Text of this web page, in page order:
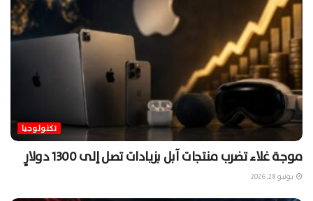
تكنولوجيا
موجة غلاء تضرب منتجات آبل بزيادات تصل إلى 1300 دولارٍ
يونيو 28, 2026